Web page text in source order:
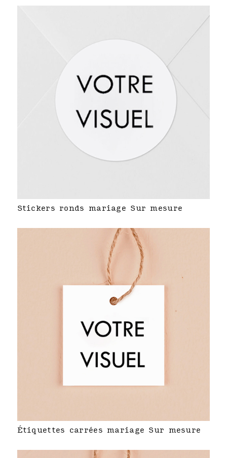
Stickers ronds mariage Sur mesure
Étiquettes carrées mariage Sur mesure